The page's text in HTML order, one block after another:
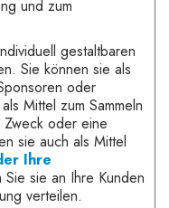
und zum
gestaltbaren
Sie können sie als
oder
Mittel zum Sammeln
oder eine
sie auch als Mittel
Ihre
sie an Ihre Kunden
verteilen.